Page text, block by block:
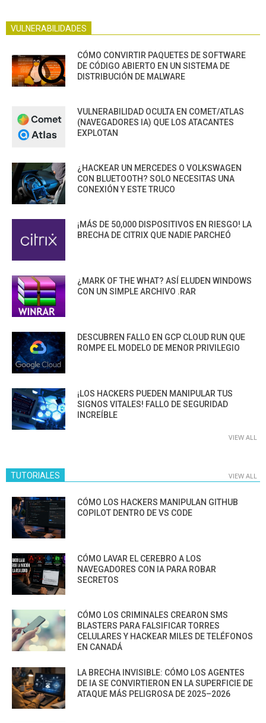
VULNERABILIDADES
CÓMO CONVIRTIR PAQUETES DE SOFTWARE
DE CÓDIGO ABIERTO EN UN SISTEMA DE
DISTRIBUCIÓN DE MALWARE
VULNERABILIDAD OCULTA EN COMET/ATLAS
(NAVEGADORES IA) QUE LOS ATACANTES
EXPLOTAN
¿HACKEAR UN MERCEDES O VOLKSWAGEN
CON BLUETOOTH? SOLO NECESITAS UNA
CONEXIÓN Y ESTE TRUCO
¡MÁS DE 50,000 DISPOSITIVOS EN RIESGO! LA
BRECHA DE CITRIX QUE NADIE PARCHEÓ
¿MARK OF THE WHAT? ASÍ ELUDEN WINDOWS
CON UN SIMPLE ARCHIVO .RAR
DESCUBREN FALLO EN GCP CLOUD RUN QUE
ROMPE EL MODELO DE MENOR PRIVILEGIO
¡LOS HACKERS PUEDEN MANIPULAR TUS
SIGNOS VITALES! FALLO DE SEGURIDAD
INCREÍBLE
VIEW ALL
TUTORIALES VIEW ALL
CÓMO LOS HACKERS MANIPULAN GITHUB
COPILOT DENTRO DE VS CODE
CÓMO LAVAR EL CEREBRO A LOS
NAVEGADORES CON IA PARA ROBAR
SECRETOS
CÓMO LOS CRIMINALES CREARON SMS
BLASTERS PARA FALSIFICAR TORRES
CELULARES Y HACKEAR MILES DE TELÉFONOS
EN CANADÁ
LA BRECHA INVISIBLE: CÓMO LOS AGENTES
DE IA SE CONVIRTIERON EN LA SUPERFICIE DE
ATAQUE MÁS PELIGROSA DE 2025–2026